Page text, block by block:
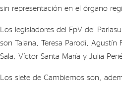
sin representación en el órgano
Los legisladores del FpV del
son Taiana, Teresa Parodi, Agustín
Sala, Víctor Santa María y Julia
Los siete de Cambiemos son,